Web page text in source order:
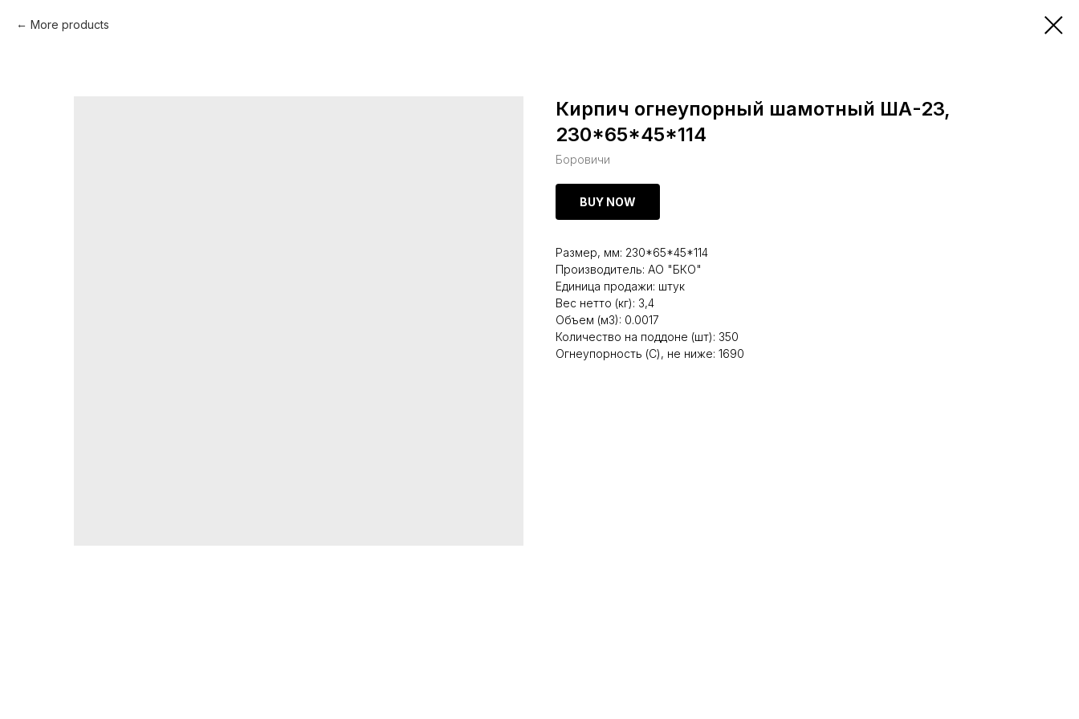
More products
Кирпич огнеупорный шамотный ША-23,
230*65*45*114
Боровичи
BUY NOW
Размер, мм: 230*65*45*114
Производитель: АО "БКО"
Единица продажи: штук
Вес нетто (кг): 3,4
Объем (м3): 0.0017
Количество на поддоне (шт): 350
Огнеупорность (С), не ниже: 1690